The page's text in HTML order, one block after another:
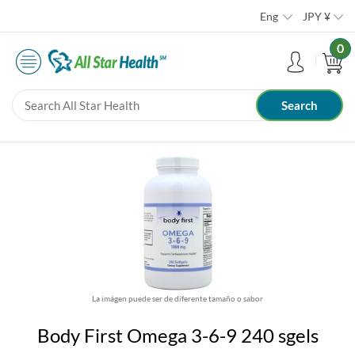
Eng JPY¥
0
La imágen puede ser de diferente tamaño o sabor
Body First Omega 3-6-9 240 sgels